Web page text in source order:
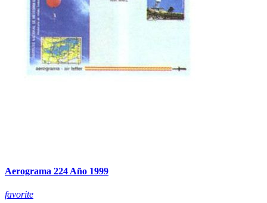
Aerograma 224 Año 1999
favorite